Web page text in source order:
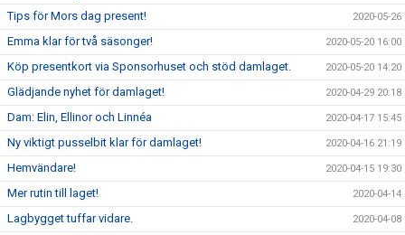
Tips för Mors dag present! 2020-05-26
Emma klar för två säsonger! 2020-05-20 16:00
Köp presentkort via Sponsorhuset och stöd damlaget. 2020-05-20 14:20
Glädjande nyhet för damlaget! 2020-04-29 20:18
Dam: Elin, Ellinor och Linnéa 2020-04-17 15:45
Ny viktigt pusselbit klar för damlaget! 2020-04-16 21:19
Hemvändare! 2020-04-15 19:30
Mer rutin till laget! 2020-04-14
Lagbygget tuffar vidare. 2020-04-08